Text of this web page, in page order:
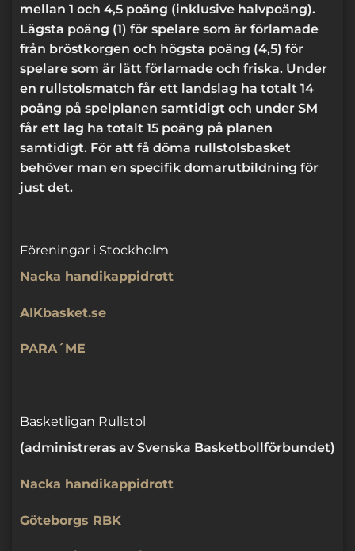
mellan 1 och 4,5 poäng (inklusive halvpoäng).
Lägsta poäng (1) för spelare som är förlamade
från bröstkorgen och högsta poäng (4,5) för
spelare som är lätt förlamade och friska. Under
en rullstolsmatch får ett landslag ha totalt 14
poäng på spelplanen samtidigt och under SM
får ett lag ha totalt 15 poäng på planen
samtidigt. För att få döma rullstolsbasket
behöver man en specifik domarutbildning för
just det.
Föreningar i Stockholm
Nacka handikappidrott
AIKbasket.se
PARA´ME
Basketligan Rullstol
(administreras av Svenska Basketbollförbundet)
Nacka handikappidrott
Göteborgs RBK